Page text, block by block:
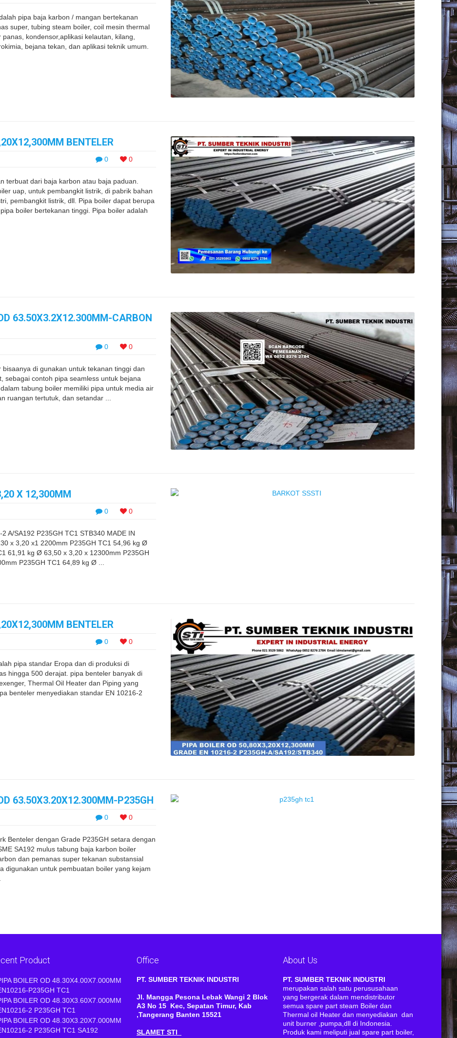
pipa baja karbon / mangan bertekanan
super, tubing steam boiler, coil mesin thermal
kondensor,aplikasi kelautan, kilang,
bejana tekan, dan aplikasi teknik umum.
BENTELER
0 0
terbuat dari baja karbon atau baja paduan.
uap, untuk pembangkit listrik, di pabrik bahan
pembangkit listrik, dll. Pipa boiler dapat berupa
boiler bertekanan tinggi. Pipa boiler adalah
63.50X3.2X12.300MM-CARBON
0 0
di gunakan untuk tekanan tinggi dan
sebagai contoh pipa seamless untuk bejana
tabung boiler memiliki pipa untuk media air
ruangan tertutuk, dan setandar ...
X 12,300MM
0 0
A/SA192 P235GH TC1 STB340 MADE IN
x 3,20 x1 2200mm P235GH TC1 54,96 kg Ø
61,91 kg Ø 63,50 x 3,20 x 12300mm P235GH
P235GH TC1 64,89 kg Ø ...
BENTELER
0 0
pipa standar Eropa dan di produksi di
hingga 500 derajat. pipa benteler banyak di
Thermal Oil Heater dan Piping yang
benteler menyediakan standar EN 10216-2
63.50X3.20X12.300MM-P235GH
0 0
Benteler dengan Grade P235GH setara dengan
SA192 mulus tabung baja karbon boiler
dan pemanas super tekanan substansial
digunakan untuk pembuatan boiler yang kejam
Product
BOILER OD 48.30X4.00X7.000MM
P235GH TC1
BOILER OD 48.30X3.60X7.000MM
2 P235GH TC1
BOILER OD 48.30X3.20X7.000MM
2 P235GH TC1 SA192
Office
PT. SUMBER TEKNIK INDUSTRI
Jl. Mangga Pesona Lebak Wangi 2 Blok
A3 No 15 Kec, Sepatan Timur, Kab
,Tangerang Banten 15521
SLAMET STI
About Us
PT. SUMBER TEKNIK INDUSTRI
merupakan salah satu perususahaan
yang bergerak dalam mendistributor
semua spare part steam Boiler dan
Thermal oil Heater dan menyediakan dan
unit burner ,pumpa,dll di Indonesia.
Produk kami meliputi jual spare part boiler,